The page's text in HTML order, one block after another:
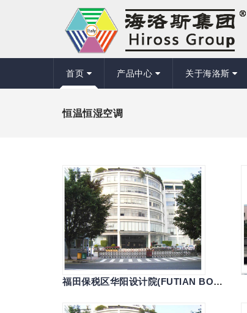
首页 产品中心 关于海洛斯
恒温恒湿空调
福田保税区华阳设计院(FUTIAN BONDED ZONE HUAYANG INTERNAT